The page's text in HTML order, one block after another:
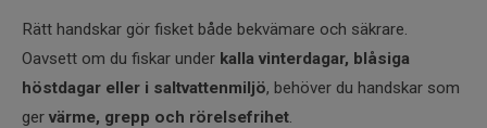
Övrigt
Kundtjänst
Rätt handskar gör fisket både bekvämare och säkrare.
Oavsett om du fiskar under kalla vinterdagar, blåsiga
höstdagar eller i saltvattenmiljö, behöver du handskar som
ger värme, grepp och rörelsefrihet.